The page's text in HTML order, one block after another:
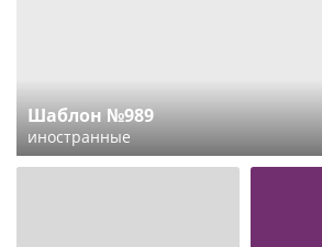
Шаблон №989
иностранные